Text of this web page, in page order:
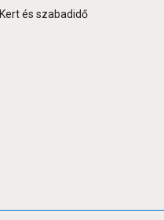
Kert és szabadidő